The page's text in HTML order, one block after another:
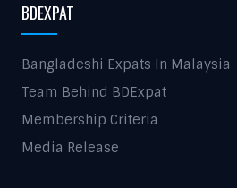
BDEXPAT
Bangladeshi Expats In Malaysia
Team Behind BDExpat
Membership Criteria
Media Release